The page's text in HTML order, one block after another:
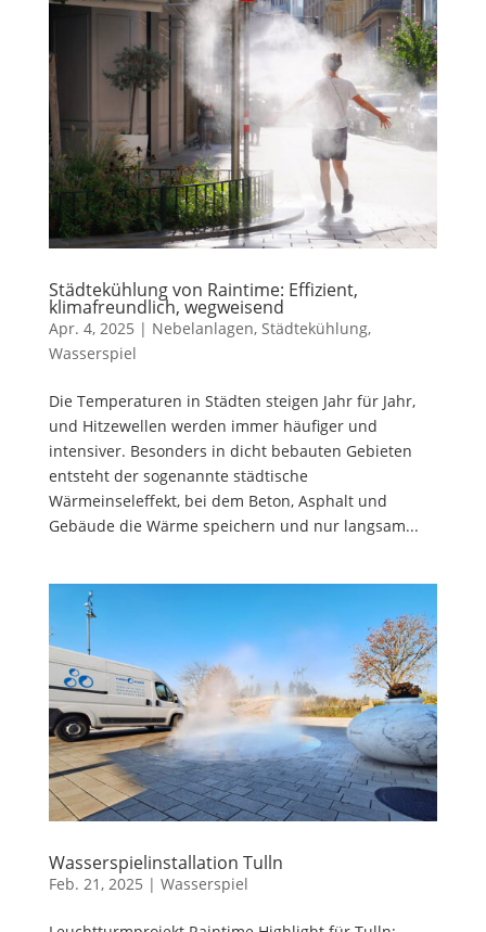
Städtekühlung von Raintime: Effizient,
klimafreundlich, wegweisend
Apr. 4, 2025 | Nebelanlagen, Städtekühlung,
Wasserspiel
Die Temperaturen in Städten steigen Jahr für Jahr,
und Hitzewellen werden immer häufiger und
intensiver. Besonders in dicht bebauten Gebieten
entsteht der sogenannte städtische
Wärmeinseleffekt, bei dem Beton, Asphalt und
Gebäude die Wärme speichern und nur langsam...
Wasserspielinstallation Tulln
Feb. 21, 2025 | Wasserspiel